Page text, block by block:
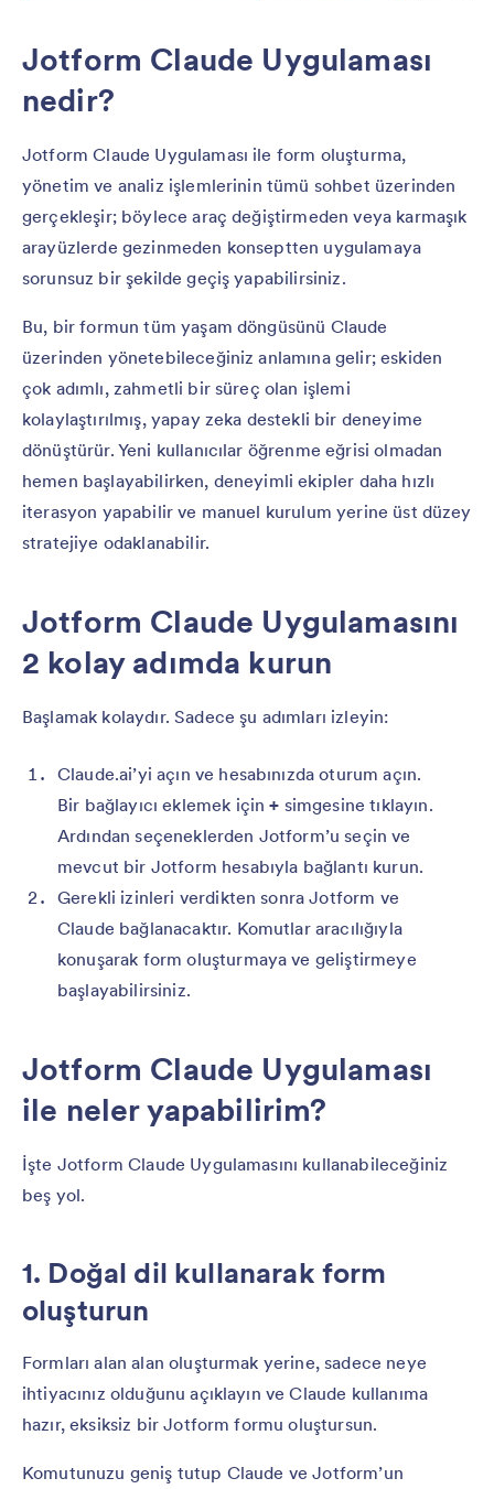
Jotform Claude Uygulaması
nedir?
Jotform Claude Uygulaması ile form oluşturma,
yönetim ve analiz işlemlerinin tümü sohbet üzerinden
gerçekleşir; böylece araç değiştirmeden veya karmaşık
arayüzlerde gezinmeden konseptten uygulamaya
sorunsuz bir şekilde geçiş yapabilirsiniz.
Bu, bir formun tüm yaşam döngüsünü Claude
üzerinden yönetebileceğiniz anlamına gelir; eskiden
çok adımlı, zahmetli bir süreç olan işlemi
kolaylaştırılmış, yapay zeka destekli bir deneyime
dönüştürür. Yeni kullanıcılar öğrenme eğrisi olmadan
hemen başlayabilirken, deneyimli ekipler daha hızlı
iterasyon yapabilir ve manuel kurulum yerine üst düzey
stratejiye odaklanabilir.
Jotform Claude Uygulamasını
2 kolay adımda kurun
Başlamak kolaydır. Sadece şu adımları izleyin:
Claude.ai’yi açın ve hesabınızda oturum açın.
Bir bağlayıcı eklemek için+ simgesine tıklayın.
Ardından seçeneklerden Jotform’u seçin ve
mevcut bir Jotform hesabıyla bağlantı kurun.
Gerekli izinleri verdikten sonra Jotform ve
Claude bağlanacaktır. Komutlar aracılığıyla
konuşarak form oluşturmaya ve geliştirmeye
başlayabilirsiniz.
Jotform Claude Uygulaması
ile neler yapabilirim?
İşte Jotform Claude Uygulamasını kullanabileceğiniz
beş yol.
1. Doğal dil kullanarak form
oluşturun
Formları alan alan oluşturmak yerine, sadece neye
ihtiyacınız olduğunu açıklayın ve Claude kullanıma
hazır, eksiksiz bir Jotform formu oluştursun.
Komutunuzu geniş tutup Claude ve Jotform’un